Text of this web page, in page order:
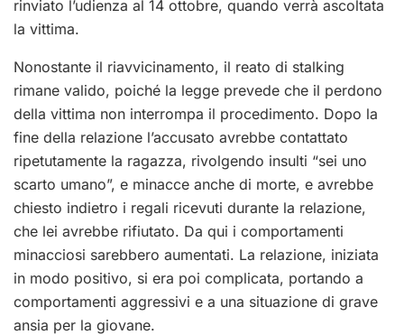
rinviato l’udienza al 14 ottobre, quando verrà ascoltata
la vittima.
Nonostante il riavvicinamento, il reato di stalking
rimane valido, poiché la legge prevede che il perdono
della vittima non interrompa il procedimento. Dopo la
fine della relazione l’accusato avrebbe contattato
ripetutamente la ragazza, rivolgendo insulti “sei uno
scarto umano”, e minacce anche di morte, e avrebbe
chiesto indietro i regali ricevuti durante la relazione,
che lei avrebbe rifiutato. Da qui i comportamenti
minacciosi sarebbero aumentati. La relazione, iniziata
in modo positivo, si era poi complicata, portando a
comportamenti aggressivi e a una situazione di grave
ansia per la giovane.